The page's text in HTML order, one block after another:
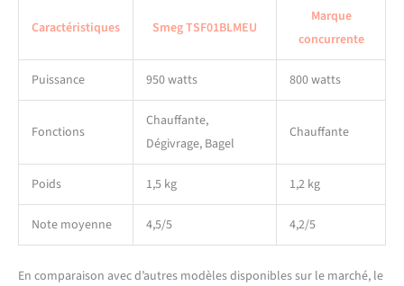
Caractéristiques Smeg TSF01BLMEU
Marque
concurrente
Puissance 950 watts 800 watts
Fonctions
Chauffante,
Dégivrage, Bagel
Chauffante
Poids 1,5 kg 1,2 kg
Note moyenne 4,5/5 4,2/5
En comparaison avec d’autres modèles disponibles sur le marché, le